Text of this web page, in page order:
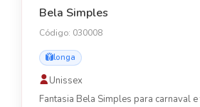
Bela Simples
Código: 030008
longa
Unissex
Fantasia Bela Simples para carnaval